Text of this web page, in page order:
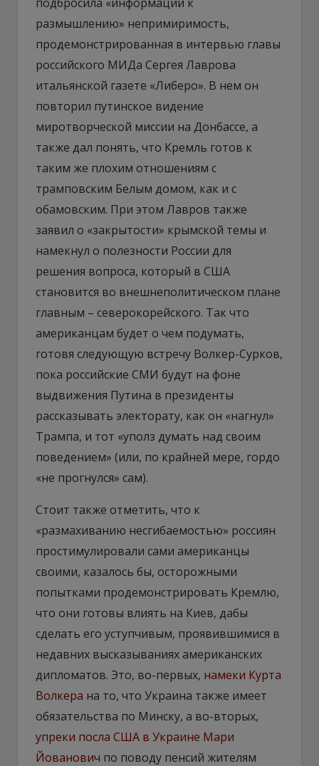
размышлению» непримиримость,
продемонстрированная в интервью главы
российского МИДа Сергея Лаврова
итальянской газете «Либеро». В нем он
повторил путинское видение
миротворческой миссии на Донбассе, а
также дал понять, что Кремль готов к
таким же плохим отношениям с
трамповским Белым домом, как и с
обамовским. При этом Лавров также
заявил о «закрытости» крымской темы и
намекнул о полезности России для
решения вопроса, который в США
становится во внешнеполитическом плане
главным – северокорейского. Так что
американцам будет о чем подумать,
готовя следующую встречу Волкер-Сурков,
пока российские СМИ будут на фоне
выдвижения Путина в президенты
рассказывать электорату, как он «нагнул»
Трампа, и тот «уполз думать над своим
поведением» (или, по крайней мере, гордо
«не прогнулся» сам).
Стоит также отметить, что к
«размахиванию несгибаемостью» россиян
простимулировали сами американцы
своими, казалось бы, осторожными
попытками продемонстрировать Кремлю,
что они готовы влиять на Киев, дабы
сделать его уступчивым, проявившимися в
недавних высказываниях американских
дипломатов. Это, во-первых, намеки Курта
Волкера на то, что Украина также имеет
обязательства по Минску, а во-вторых,
упреки посла США в Украине Мари
Йованович по поводу пенсий жителям